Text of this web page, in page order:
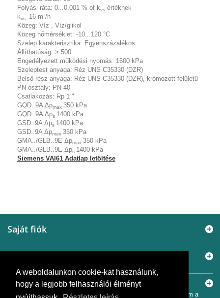
A weboldalunkon cookie-kat használunk,
hogy a legjobb felhasználói élményt
Folyási ráta: 0...0.001 % of kvs értéknek
kvs: 16 m³/h
Közeg: Víz , Víz/glikol
Közeg hőmérséklet: -10...120 °C
Szelep karakterisztika: Egyenszázalékos
Állíthatóság: > 500
Engedélyezett működési nyomás: 1600 kPa
Szeleptest anyaga: Réz UNS C35330 (DZR)
Belső rész anyaga: Réz UNS C35330 (DZR), krómozott felületű
PN osztály: PN 40
Csatlakozás: Rp 1 "
GQD..9A Δpmax 350 kPa
GQD..9A Δps 1400 kPa
GSD..9A Δps 1400 kPa
GSD..9A Δpmax 350 kPa
GMA../GLB..9E Δpmax 350 kPa
GMA../GLB..9E Δps 1400 kPa
Siemens VAI61 Adatlap letöltése
Saját fiók
© 2005 - 2026Murányi Épületgépészet Kft.A SiemensBolt.hu a
Murányi Épületgépészet Kft. független webáruháza. Az oldal nem a
Elérhetőségek